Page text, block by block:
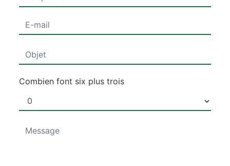
Combien font six plus trois